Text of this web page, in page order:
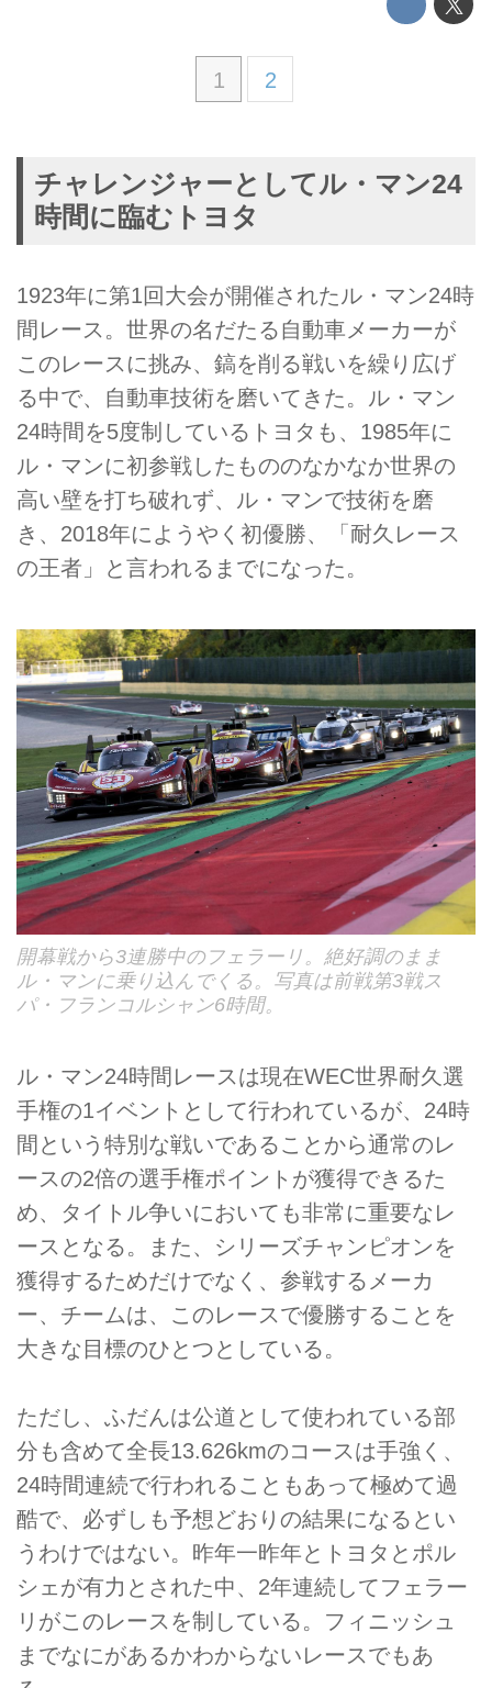
1 2
チャレンジャーとしてル・マン24
時間に臨むトヨタ
1923年に第1回大会が開催されたル・マン24時
間レース。世界の名だたる自動車メーカーが
このレースに挑み、鎬を削る戦いを繰り広げ
る中で、自動車技術を磨いてきた。ル・マン
24時間を5度制しているトヨタも、1985年に
ル・マンに初参戦したもののなかなか世界の
高い壁を打ち破れず、ル・マンで技術を磨
き、2018年にようやく初優勝、「耐久レース
の王者」と言われるまでになった。
開幕戦から3連勝中のフェラーリ。絶好調のまま
ル・マンに乗り込んでくる。写真は前戦第3戦ス
パ・フランコルシャン6時間。
ル・マン24時間レースは現在WEC世界耐久選
手権の1イベントとして行われているが、24時
間という特別な戦いであることから通常のレ
ースの2倍の選手権ポイントが獲得できるた
め、タイトル争いにおいても非常に重要なレ
ースとなる。また、シリーズチャンピオンを
獲得するためだけでなく、参戦するメーカ
ー、チームは、このレースで優勝することを
大きな目標のひとつとしている。
ただし、ふだんは公道として使われている部
分も含めて全長13.626kmのコースは手強く、
24時間連続で行われることもあって極めて過
酷で、必ずしも予想どおりの結果になるとい
うわけではない。昨年一昨年とトヨタとポル
シェが有力とされた中、2年連続してフェラー
リがこのレースを制している。フィニッシュ
までなにがあるかわからないレースでもあ